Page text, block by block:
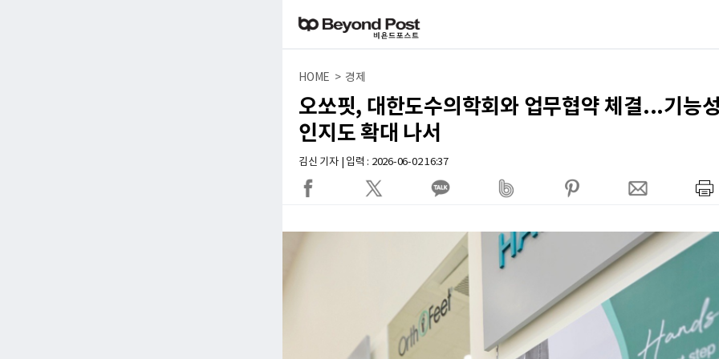
HOME > 경제
오쏘핏, 대한도수의학회와 업무협약 체결...기능
인지도 확대 나서
김신 기자 | 입력 : 2026-06-02 16:37